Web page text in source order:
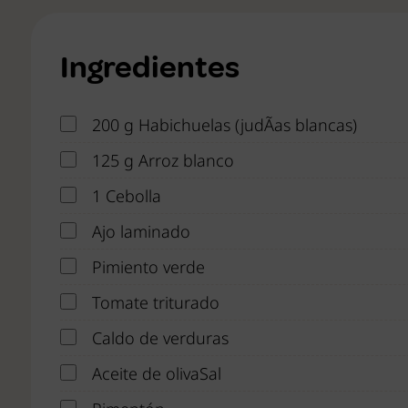
Ingredientes
200 g Habichuelas (judÃ­as blancas)
125 g Arroz blanco
1 Cebolla
Ajo laminado
Pimiento verde
Tomate triturado
Caldo de verduras
Aceite de olivaSal